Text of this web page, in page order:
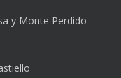
y Monte Perdido